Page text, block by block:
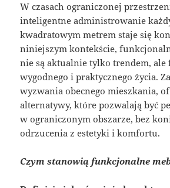
W czasach ograniczonej
inteligentne administrowanie
kwadratowym metrem staje się
niniejszym kontekście,
nie są aktualnie tylko trendem, ale
wygodnego i praktycznego życia.
wyzwania obecnego mieszkania,
alternatywy, które pozwalają być
w ograniczonym obszarze, bez
odrzucenia z estetyki i komfortu.
Czym stanowią funkcjonalne